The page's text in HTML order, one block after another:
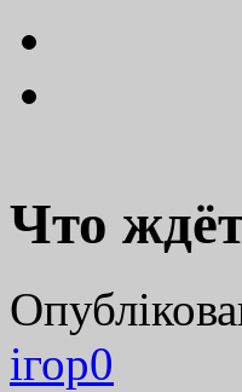
Что
ігор0